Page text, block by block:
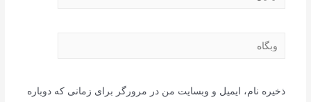
وبگاه
ذخیره نام، ایمیل و وبسایت من در مرورگر برای زمانی که دوباره